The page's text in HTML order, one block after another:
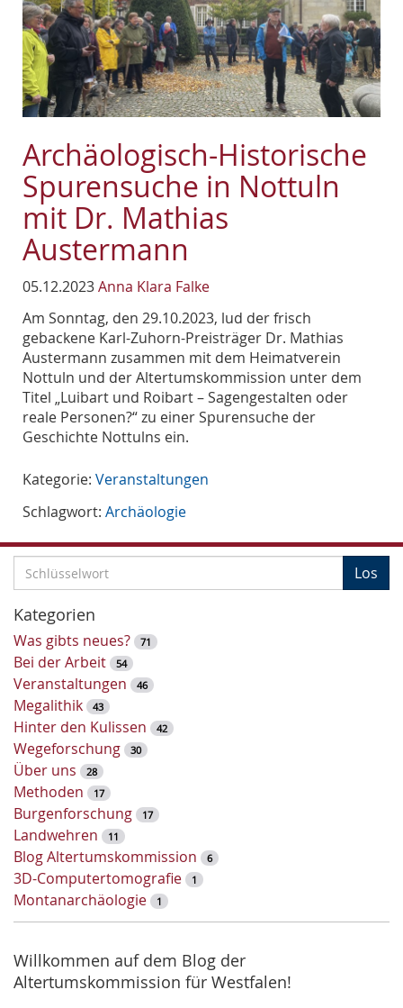
Archäologisch-Historische
Spurensuche in Nottuln
mit Dr. Mathias
Austermann
05.12.2023Anna Klara Falke
Am Sonntag, den 29.10.2023, lud der frisch
gebackene Karl-Zuhorn-Preisträger Dr. Mathias
Austermann zusammen mit dem Heimatverein
Nottuln und der Altertumskommission unter dem
Titel „Luibart und Roibart – Sagengestalten oder
reale Personen?“ zu einer Spurensuche der
Geschichte Nottulns ein.
Kategorie: Veranstaltungen
Schlagwort: Archäologie
c
h
l
ü
s
s
e
l
w
o
r
t
-
S
u
c
e
Los
Kategorien
Was gibts neues? 71
Bei der Arbeit 54
Veranstaltungen 46
Megalithik 43
Hinter den Kulissen 42
Wegeforschung 30
Über uns 28
Methoden 17
Burgenforschung 17
Landwehren 11
Blog Altertumskommission 6
3D-Computertomografie 1
Montanarchäologie 1
Willkommen auf dem Blog der
Altertumskommission für Westfalen!